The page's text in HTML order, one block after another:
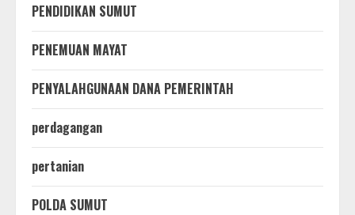
PENDIDIKAN SUMUT
PENEMUAN MAYAT
PENYALAHGUNAAN DANA PEMERINTAH
perdagangan
pertanian
POLDA SUMUT